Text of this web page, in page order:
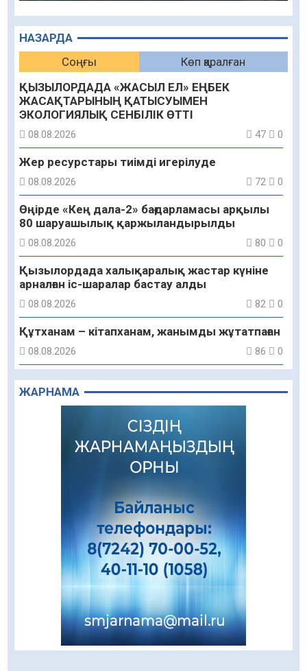
НАЗАРДА
Соңғы
Көп қаралған
ҚЫЗЫЛОРДАДА «ЖАСЫЛ ЕЛ» ЕҢБЕК
ЖАСАҚТАРЫНЫҢ ҚАТЫСУЫМЕН
ЭКОЛОГИЯЛЫҚ СЕНБІЛІК ӨТТІ
08.08.2026 47 0
Жер ресурстары тиімді игерілуде
08.08.2026 72 0
Өңірде «Кең дала-2» бағдарламасы арқылы
80 шаруашылық қаржыландырылды
08.08.2026 80 0
Қызылордада халықаралық жастар күніне
арналған іс-шаралар бастау алды
08.08.2026 82 0
Құтханам – кітапханам, жанымды жұтатпаған
08.08.2026 86 0
Құрылыс қарқыны – қала дамуының айғағы
08.08.2026
Зәулім ғимараттарда туған жерді түлеткен
азаматтардың қолтаңбасы бар
Еңбегі ерлікпен тең мамандық
Даналықтың шырағданы, ой-сананың
шамшырағы
08.08.2026
Кенеге қарсы залалсыздандыру жұмыстары
жүргізілуде
07.08.2026
ЖАРНАМА